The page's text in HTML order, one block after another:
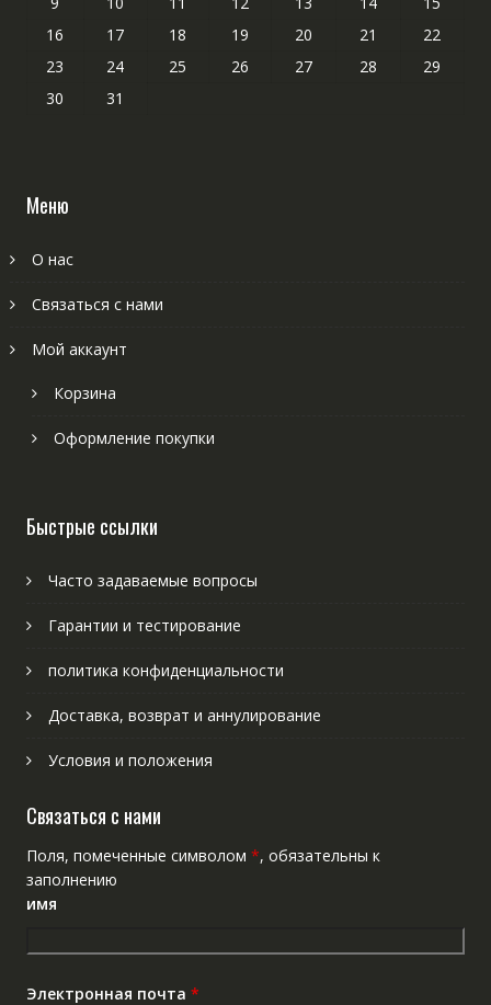
16
17 18 19 20 21
22
23
24 25 26 27 28
29
30
31
Меню
О нас
Связаться с нами
Мой аккаунт
Корзина
Оформление покупки
Быстрые ссылки
Часто задаваемые вопросы
Гарантии и тестирование
политика конфиденциальности
Доставка, возврат и аннулирование
Условия и положения
Связаться с нами
Поля, помеченные символом *, обязательны к
заполнению
имя
Электронная почта *